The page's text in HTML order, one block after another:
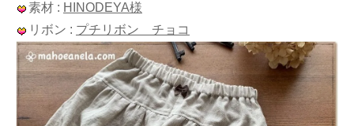
素材 : HINODEYA様
リボン : プチリボン チョコ